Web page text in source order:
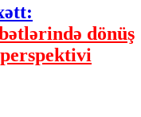
dönüş